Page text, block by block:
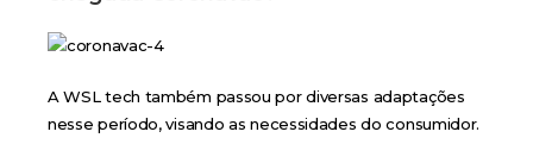
A WSL tech também passou por diversas adaptações
nesse período, visando as necessidades do consumidor.